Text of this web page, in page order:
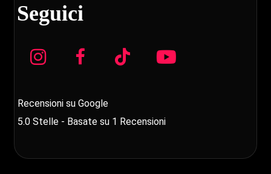
Seguici
Recensioni su Google
5.0Stelle - Basate su 1 Recensioni